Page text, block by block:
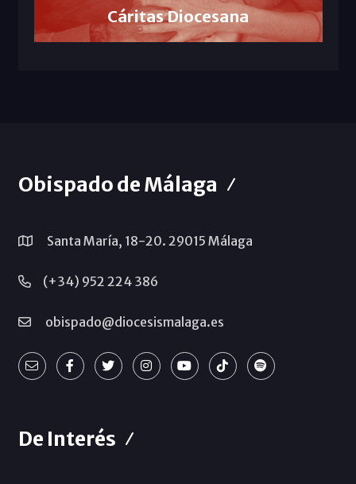
Cáritas Diocesana
Obispado de Málaga
Santa María, 18-20. 29015 Málaga
(+34) 952 224 386
obispado@diocesismalaga.es
De Interés